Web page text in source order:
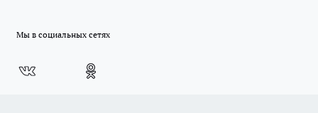
Мы в социальных сетях